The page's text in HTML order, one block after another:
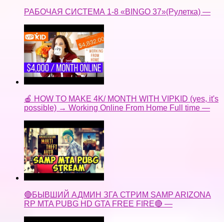
РАБОЧАЯ СИСТЕМА 1-8 «BINGO 37»(Рулетка) —
🍎 HOW TO MAKE 4K/ MONTH WITH VIPKID (yes, it's
possible) → Working Online From Home Full time —
🔴БЫВШИЙ АДМИН ЗГА СТРИМ SAMP ARIZONA
RP MTA PUBG HD GTA FREE FIRE🔴 —